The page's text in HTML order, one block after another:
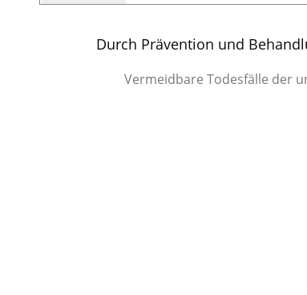
Durch Prävention und
Vermeidbare Todesfälle der